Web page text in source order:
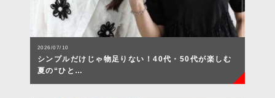
2026/07/10
シンプルだけじゃ物足りない！40代・50代が楽しむ
夏の“ひと…